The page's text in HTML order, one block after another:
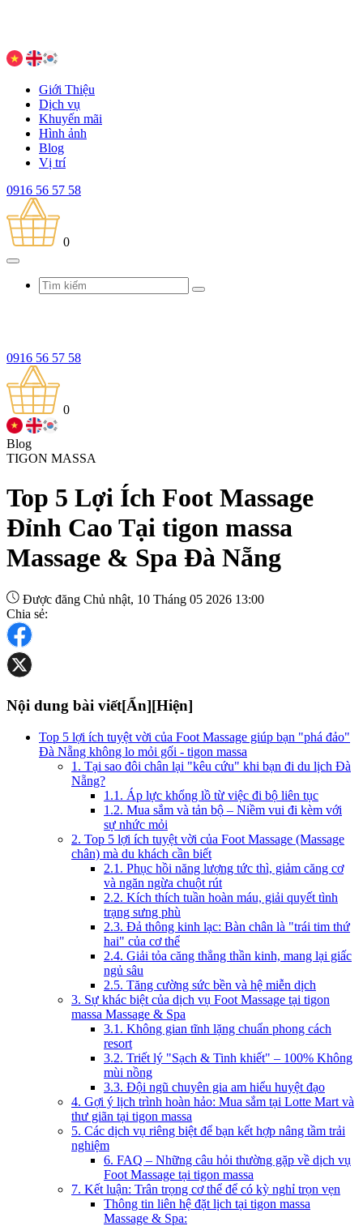
Giới Thiệu
Dịch vụ
Khuyến mãi
Hình ảnh
Blog
Vị trí
0916 56 57 58
0
0916 56 57 58
0
Blog
TIGON MASSA
Top 5 Lợi Ích Foot Massage
Đỉnh Cao Tại tigon massa
Massage & Spa Đà Nẵng
Được đăng Chủ nhật, 10 Tháng 05 2026 13:00
Chia sẻ:
Nội dung bài viết[Ẩn][Hiện]
Top 5 lợi ích tuyệt vời của Foot Massage giúp bạn "phá đảo"
Đà Nẵng không lo mỏi gối - tigon massa
1. Tại sao đôi chân lại "kêu cứu" khi bạn đi du lịch Đà
Nẵng?
1.1. Áp lực khổng lồ từ việc đi bộ liên tục
1.2. Mua sắm và tản bộ – Niềm vui đi kèm với
sự nhức mỏi
2. Top 5 lợi ích tuyệt vời của Foot Massage (Massage
chân) mà du khách cần biết
2.1. Phục hồi năng lượng tức thì, giảm căng cơ
và ngăn ngừa chuột rút
2.2. Kích thích tuần hoàn máu, giải quyết tình
trạng sưng phù
2.3. Đả thông kinh lạc: Bàn chân là "trái tim thứ
hai" của cơ thể
2.4. Giải tỏa căng thẳng thần kinh, mang lại giấc
ngủ sâu
2.5. Tăng cường sức bền và hệ miễn dịch
3. Sự khác biệt của dịch vụ Foot Massage tại tigon
massa Massage & Spa
3.1. Không gian tĩnh lặng chuẩn phong cách
resort
3.2. Triết lý "Sạch & Tinh khiết" – 100% Không
mùi nồng
3.3. Đội ngũ chuyên gia am hiểu huyệt đạo
4. Gợi ý lịch trình hoàn hảo: Mua sắm tại Lotte Mart và
thư giãn tại tigon massa
5. Các dịch vụ riêng biệt để bạn kết hợp nâng tầm trải
nghiệm
6. FAQ – Những câu hỏi thường gặp về dịch vụ
Foot Massage tại tigon massa
7. Kết luận: Trân trọng cơ thể để có kỳ nghỉ trọn vẹn
Thông tin liên hệ đặt lịch tại tigon massa
Massage & Spa: